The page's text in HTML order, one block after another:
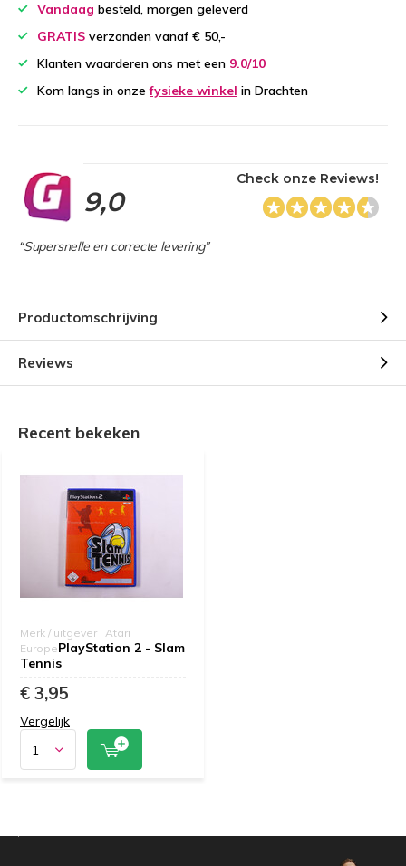
Vandaag besteld, morgen geleverd
GRATIS verzonden vanaf € 50,-
Klanten waarderen ons met een 9.0/10
Kom langs in onzefysieke winkel in Drachten
9,0
Check onze Reviews!
“Supersnelle en correcte levering”
Productomschrijving
Reviews
Recent bekeken
Merk / uitgever : Atari
EuropePlayStation 2 - Slam
Tennis
€ 3,95
Vergelijk